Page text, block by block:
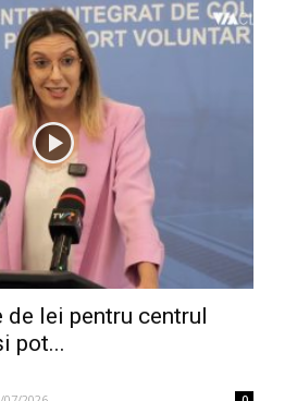
lei pentru centrul
pot...